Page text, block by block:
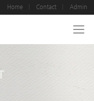
Home Contact Admin